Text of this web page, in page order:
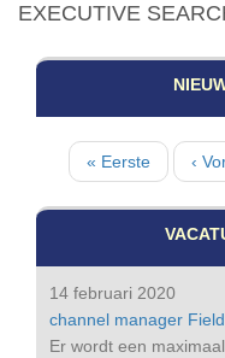
EXECUTIVE
PaginatieEerste
pagina
« Eerste ‹
14 februari 2020
channel manager
Er wordt een